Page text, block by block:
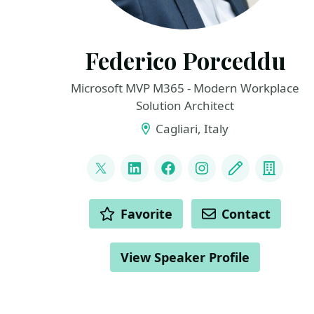
Federico Porceddu
Microsoft MVP M365 - Modern Workplace
Solution Architect
Cagliari, Italy
LINKS
@FedericoSPDev
LinkedInFacebookInstagram
Blog
ACTIONS Favorite Contact
View Speaker Profile